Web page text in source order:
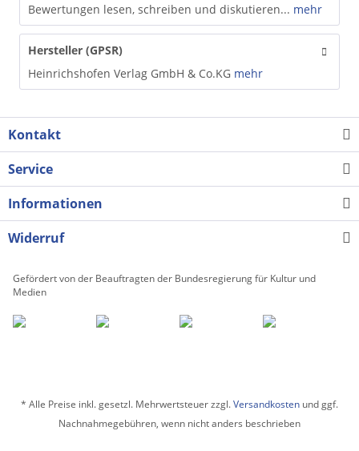
Bewertungen lesen, schreiben und diskutieren... mehr
Hersteller (GPSR)
Heinrichshofen Verlag GmbH & Co.KG mehr
Kontakt
Service
Informationen
Widerruf
Gefördert von der Beauftragten der Bundesregierung für Kultur und
Medien
* Alle Preise inkl. gesetzl. Mehrwertsteuer zzgl.Versandkosten und ggf.
Nachnahmegebühren, wenn nicht anders beschrieben